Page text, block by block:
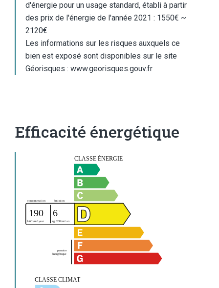
d'énergie pour un usage standard, établi à partir
des prix de l'énergie de l'année 2021 : 1550€ ~
2120€
Les informations sur les risques auxquels ce
bien est exposé sont disponibles sur le site
Géorisques : www.georisques.gouv.fr
Efficacité énergétique